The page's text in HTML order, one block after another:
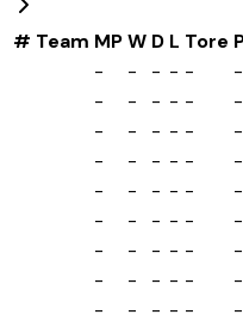
# Team MPW D L Tore
-
- - - -
-
-
- - - -
-
-
- - - -
-
-
- - - -
-
-
- - - -
-
-
- - - -
-
-
- - - -
-
-
- - - -
-
-
- - - - -